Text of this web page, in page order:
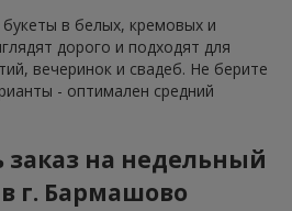
в белых, кремовых и
дорого и подходят для
вечеринок и свадеб. Не берите
- оптимален средний
на недельный
г. Бармашово